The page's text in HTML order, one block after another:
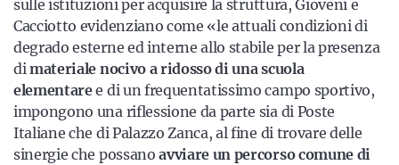
sulle istituzioni per acquisire la struttura, Gioveni e
Cacciotto evidenziano come «le attuali condizioni di
degrado esterne ed interne allo stabile per la presenza
dimateriale nocivo a ridosso di una scuola
elementaree di un frequentatissimo campo sportivo,
impongono una riflessione da parte sia di Poste
Italiane che di Palazzo Zanca, al fine di trovare delle
sinergie che possanoavviare un percorso comune di